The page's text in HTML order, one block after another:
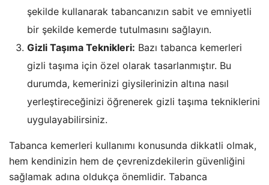
şekilde kullanarak tabancanızın sabit ve emniyetli
bir şekilde kemerde tutulmasını sağlayın.
Gizli Taşıma Teknikleri: Bazı tabanca kemerleri
gizli taşıma için özel olarak tasarlanmıştır. Bu
durumda, kemerinizi giysilerinizin altına nasıl
yerleştireceğinizi öğrenerek gizli taşıma tekniklerini
uygulayabilirsiniz.
Tabanca kemerleri kullanımı konusunda dikkatli olmak,
hem kendinizin hem de çevrenizdekilerin güvenliğini
sağlamak adına oldukça önemlidir. Tabanca